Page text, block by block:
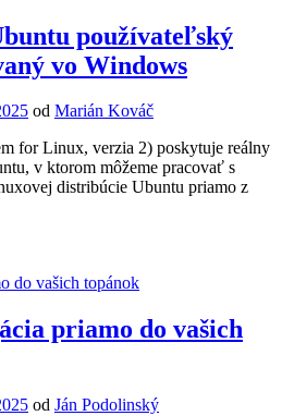
používateľský
vo Windows
od Marián Kováč
for Linux, verzia 2) poskytuje reálny
v ktorom môžeme pracovať s
distribúcie Ubuntu priamo z
do vašich topánok
priamo do vašich
od Ján Podolinský